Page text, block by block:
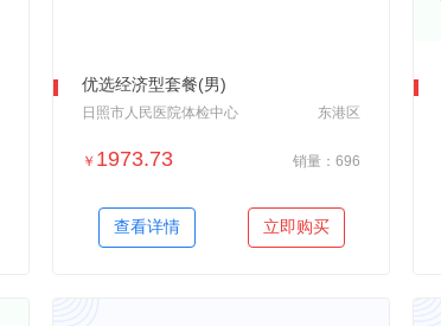
＋加入对比
优选经济型套餐(男)
日照市人民医院体检中心 东港区
￥ 1973.73 销量：696
查看详情 立即购买